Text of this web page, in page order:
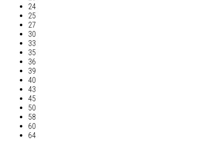
24
25
27
30
33
35
36
39
40
43
45
50
58
60
64